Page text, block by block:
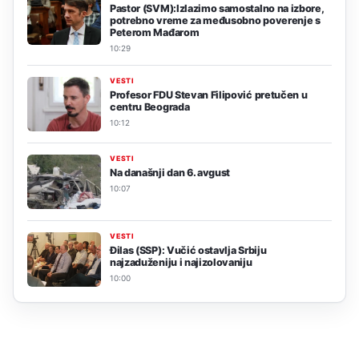
Pastor (SVM):Izlazimo samostalno na izbore,
potrebno vreme za međusobno poverenje s
Peterom Mađarom
10:29
VESTI
Profesor FDU Stevan Filipović pretučen u
centru Beograda
10:12
VESTI
Na današnji dan 6. avgust
10:07
VESTI
Đilas (SSP): Vučić ostavlja Srbiju
najzaduženiju i najizolovaniju
10:00